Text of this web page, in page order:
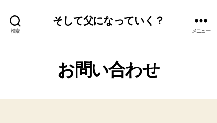
検索
そして父になっていく？
メニュー
お問い合わせ